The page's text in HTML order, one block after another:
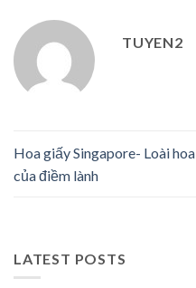
TUYEN2
Hoa giấy Singapore- Loài hoa
của điềm lành
LATEST POSTS